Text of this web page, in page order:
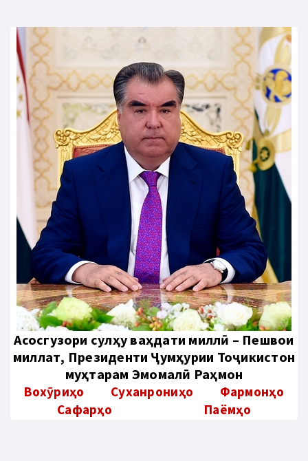
Aсосгузори сулҳу ваҳдати миллӣ – Пешвои
миллат, Президенти Ҷумҳурии Тоҷикистон
муҳтарам Эмомалӣ Раҳмон
Вохӯриҳо Суханрониҳо
Фармонҳо
Сафарҳо
Паёмҳо